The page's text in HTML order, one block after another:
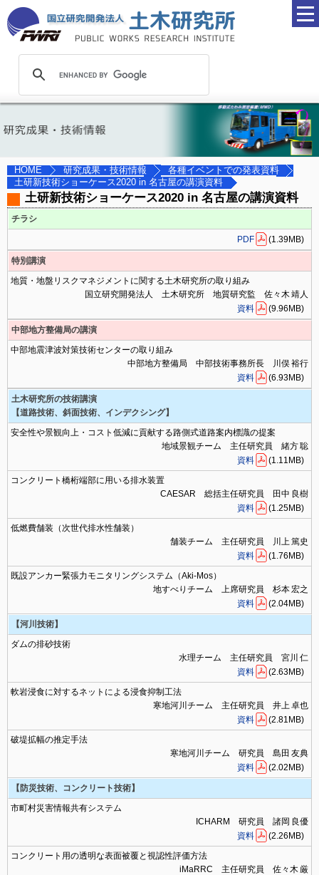
HOME 研究成果・技術情報
各種イベントでの発表資料
土研新技術ショーケース2020 in 名古屋の講演資料
土研新技術ショーケース2020 in 名古屋の講演資料
チラシ
PDF (1.39MB)
特別講演
地質・地盤リスクマネジメントに関する土木研究所の取り組み
国立研究開発法人 土木研究所 地質研究監 佐々木 靖人
資料
(9.96MB)
中部地方整備局の講演
中部地震津波対策技術センターの取り組み
中部地方整備局 中部技術事務所長 川俣 裕行
資料
(6.93MB)
土木研究所の技術講演
【道路技術、斜面技術、インデクシング】
安全性や景観向上・コスト低減に貢献する路側式道路案内標識の提案
地域景観チーム 主任研究員 緒方 聡
資料
(1.11MB)
コンクリート橋桁端部に用いる排水装置
CAESAR 総括主任研究員 田中 良樹
資料
(1.25MB)
低燃費舗装（次世代排水性舗装）
舗装チーム 主任研究員 川上 篤史
資料
(1.76MB)
既設アンカー緊張力モニタリングシステム（Aki-Mos）
地すべりチーム 上席研究員 杉本 宏之
資料
(2.04MB)
【河川技術】
ダムの排砂技術
水理チーム 主任研究員 宮川 仁
資料
(2.63MB)
軟岩浸食に対するネットによる浸食抑制工法
寒地河川チーム 主任研究員 井上 卓也
資料
(2.81MB)
破堤拡幅の推定手法
寒地河川チーム 研究員 島田 友典
資料
(2.02MB)
【防災技術、コンクリート技術】
市町村災害情報共有システム
ICHARM 研究員 諸岡 良優
資料
(2.26MB)
コンクリート用の透明な表面被覆と視認性評価方法
iMaRRC 主任研究員 佐々木 厳